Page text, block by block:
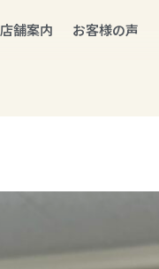
店舗案内 お客様の声